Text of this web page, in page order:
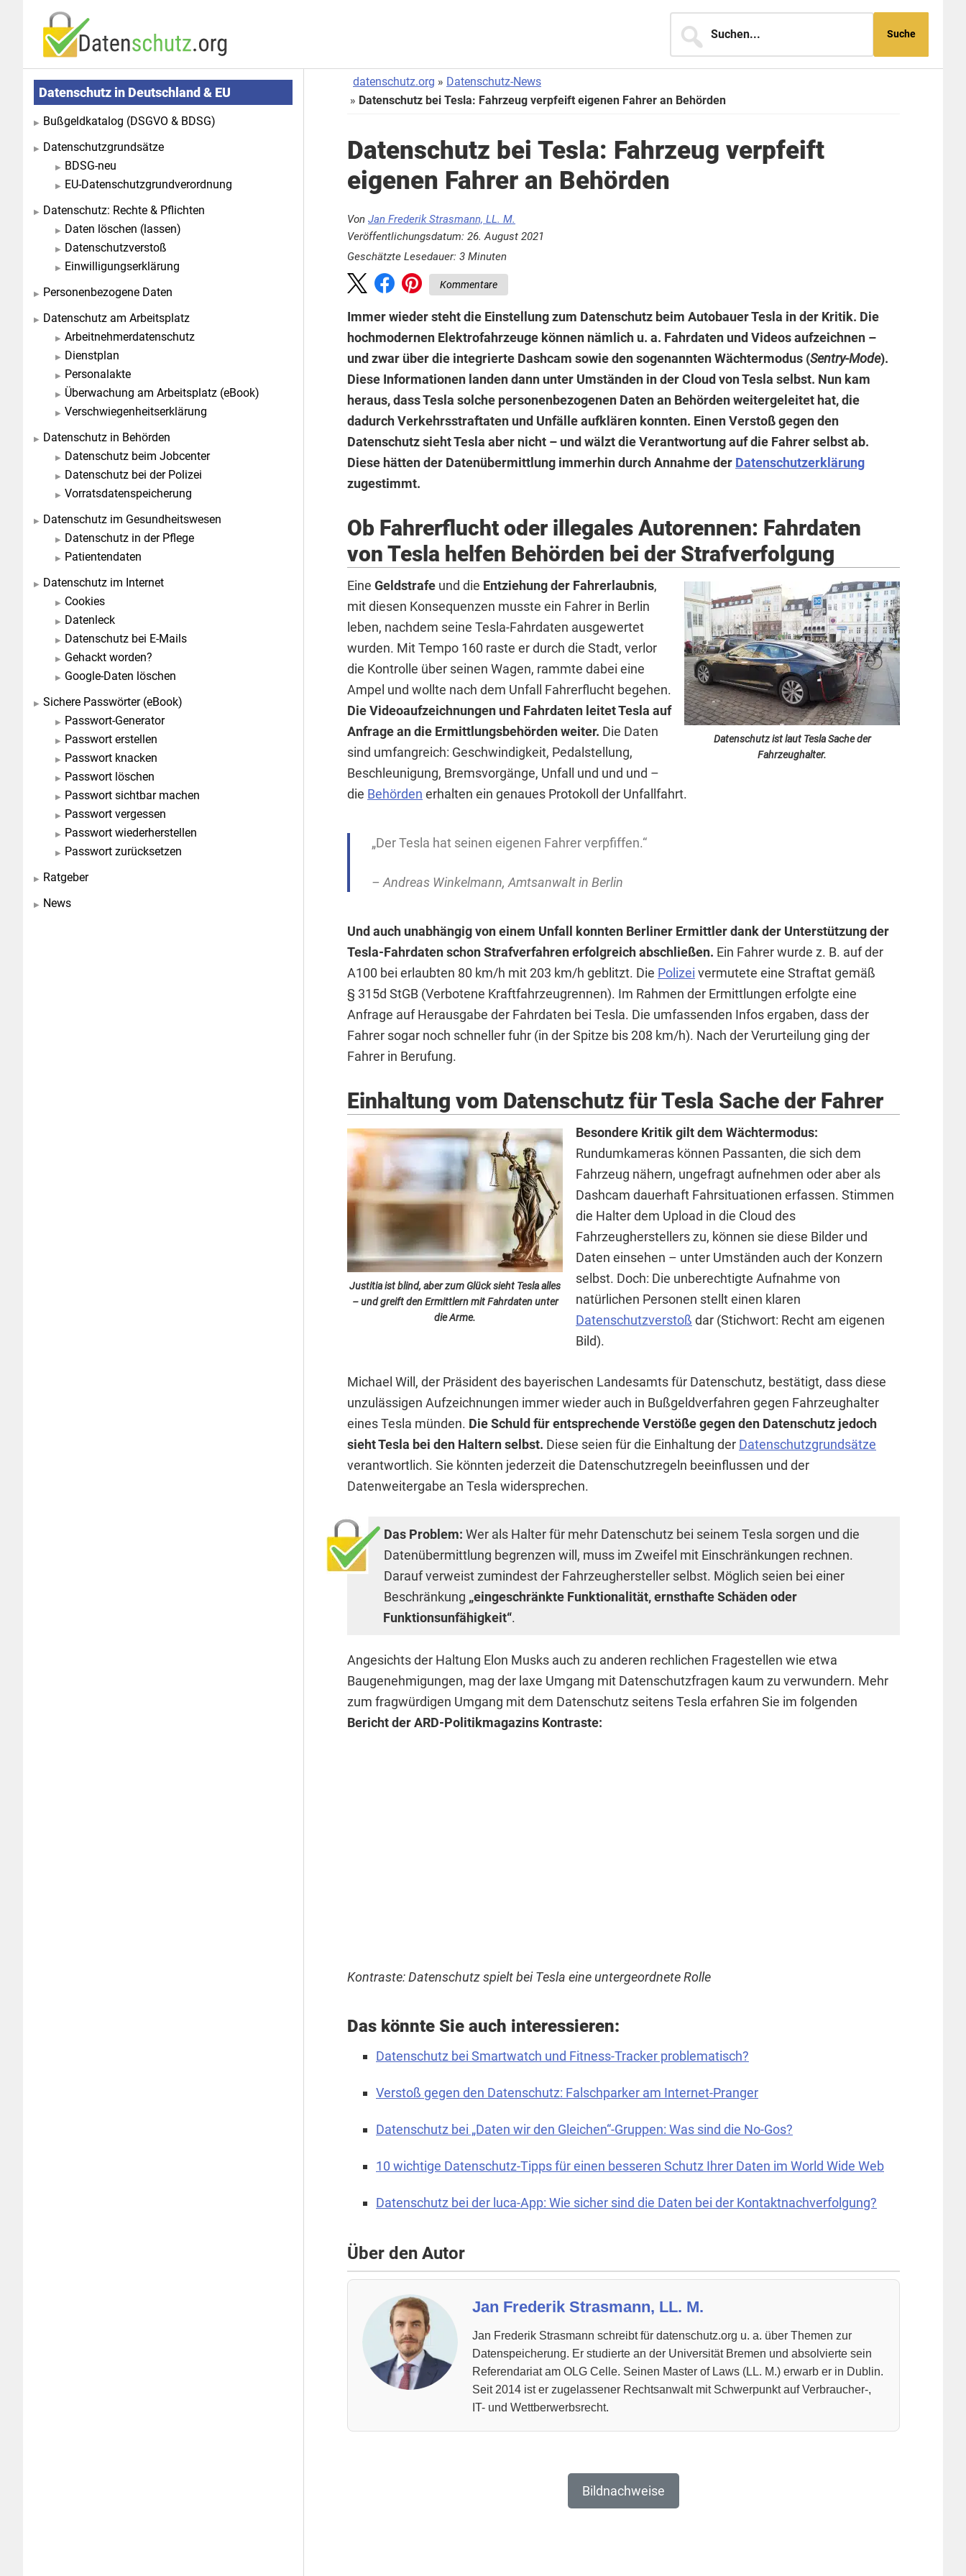
Seitenspalte
datenschutz.org
Datenschutz-News
Datenschutz bei Tesla: Fahrzeug verpfeift eigenen Fahrer an Behörden
Datenschutz bei Tesla: Fahrzeug verpfeift
eigenen Fahrer an Behörden
Von Jan Frederik Strasmann, LL. M.
Veröffentlichungsdatum: 26. August 2021
Geschätzte Lesedauer: 3 Minuten
Kommentare
Immer wieder steht die Einstellung zum Datenschutz beim Autobauer Tesla in der Kritik. Die
hochmodernen Elektrofahrzeuge können nämlich u. a. Fahrdaten und Videos aufzeichnen –
und zwar über die integrierte Dashcam sowie den sogenannten Wächtermodus (Sentry-Mode).
Diese Informationen landen dann unter Umständen in der Cloud von Tesla selbst. Nun kam
heraus, dass Tesla solche personenbezogenen Daten an Behörden weitergeleitet hat, die
dadurch Verkehrsstraftaten und Unfälle aufklären konnten. Einen Verstoß gegen den
Datenschutz sieht Tesla aber nicht – und wälzt die Verantwortung auf die Fahrer selbst ab.
Diese hätten der Datenübermittlung immerhin durch Annahme der Datenschutzerklärung
zugestimmt.
Ob Fahrerflucht oder illegales Autorennen: Fahrdaten
von Tesla helfen Behörden bei der Strafverfolgung
Datenschutz ist laut Tesla Sache der
Fahrzeughalter.
Eine Geldstrafe und die Entziehung der Fahrerlaubnis,
mit diesen Konsequenzen musste ein Fahrer in Berlin
leben, nachdem seine Tesla-Fahrdaten ausgewertet
wurden. Mit Tempo 160 raste er durch die Stadt, verlor
die Kontrolle über seinen Wagen, rammte dabei eine
Ampel und wollte nach dem Unfall Fahrerflucht begehen.
Die Videoaufzeichnungen und Fahrdaten leitet Tesla auf
Anfrage an die Ermittlungsbehörden weiter. Die Daten
sind umfangreich: Geschwindigkeit, Pedalstellung,
Beschleunigung, Bremsvorgänge, Unfall und und und –
die Behörden erhalten ein genaues Protokoll der Unfallfahrt.
„Der Tesla hat seinen eigenen Fahrer verpfiffen.“
– Andreas Winkelmann, Amtsanwalt in Berlin
Und auch unabhängig von einem Unfall konnten Berliner Ermittler dank der Unterstützung der
Tesla-Fahrdaten schon Strafverfahren erfolgreich abschließen. Ein Fahrer wurde z. B. auf der
A100 bei erlaubten 80 km/h mit 203 km/h geblitzt. Die Polizei vermutete eine Straftat gemäß
§ 315d StGB (Verbotene Kraftfahrzeugrennen). Im Rahmen der Ermittlungen erfolgte eine
Anfrage auf Herausgabe der Fahrdaten bei Tesla. Die umfassenden Infos ergaben, dass der
Fahrer sogar noch schneller fuhr (in der Spitze bis 208 km/h). Nach der Verurteilung ging der
Fahrer in Berufung.
Einhaltung vom Datenschutz für Tesla Sache der Fahrer
Justitia ist blind, aber zum Glück sieht Tesla alles
– und greift den Ermittlern mit Fahrdaten unter
die Arme.
Besondere Kritik gilt dem Wächtermodus:
Rundumkameras können Passanten, die sich dem
Fahrzeug nähern, ungefragt aufnehmen oder aber als
Dashcam dauerhaft Fahrsituationen erfassen. Stimmen
die Halter dem Upload in die Cloud des
Fahrzeugherstellers zu, können sie diese Bilder und
Daten einsehen – unter Umständen auch der Konzern
selbst. Doch: Die unberechtigte Aufnahme von
natürlichen Personen stellt einen klaren
Datenschutzverstoß dar (Stichwort: Recht am eigenen
Bild).
Michael Will, der Präsident des bayerischen Landesamts für Datenschutz, bestätigt, dass diese
unzulässigen Aufzeichnungen immer wieder auch in Bußgeldverfahren gegen Fahrzeughalter
eines Tesla münden. Die Schuld für entsprechende Verstöße gegen den Datenschutz jedoch
sieht Tesla bei den Haltern selbst. Diese seien für die Einhaltung der Datenschutzgrundsätze
verantwortlich. Sie könnten jederzeit die Datenschutzregeln beeinflussen und der
Datenweitergabe an Tesla widersprechen.
Das Problem: Wer als Halter für mehr Datenschutz bei seinem Tesla sorgen und die
Datenübermittlung begrenzen will, muss im Zweifel mit Einschränkungen rechnen.
Darauf verweist zumindest der Fahrzeughersteller selbst. Möglich seien bei einer
Beschränkung „eingeschränkte Funktionalität, ernsthafte Schäden oder
Funktionsunfähigkeit“.
Angesichts der Haltung Elon Musks auch zu anderen rechlichen Fragestellen wie etwa
Baugenehmigungen, mag der laxe Umgang mit Datenschutzfragen kaum zu verwundern. Mehr
zum fragwürdigen Umgang mit dem Datenschutz seitens Tesla erfahren Sie im folgenden
Bericht der ARD-Politikmagazins Kontraste:
Kontraste: Datenschutz spielt bei Tesla eine untergeordnete Rolle
Das könnte Sie auch interessieren:
Datenschutz bei Smartwatch und Fitness-Tracker problematisch?
Verstoß gegen den Datenschutz: Falschparker am Internet-Pranger
Datenschutz bei „Daten wir den Gleichen“-Gruppen: Was sind die No-Gos?
10 wichtige Datenschutz-Tipps für einen besseren Schutz Ihrer Daten im World Wide Web
Datenschutz bei der luca-App: Wie sicher sind die Daten bei der Kontaktnachverfolgung?
Über den Autor
Jan Frederik Strasmann, LL. M.
Jan Frederik Strasmann schreibt für datenschutz.org u. a. über Themen zur
Datenspeicherung. Er studierte an der Universität Bremen und absolvierte sein
Referendariat am OLG Celle. Seinen Master of Laws (LL. M.) erwarb er in Dublin.
Seit 2014 ist er zugelassener Rechtsanwalt mit Schwerpunkt auf Verbraucher-,
IT- und Wettberwerbsrecht.
Bildnachweise
Seitenspalte
Datenschutz in Deutschland & EU
Bußgeldkatalog (DSGVO & BDSG)
Datenschutzgrundsätze
BDSG-neu
EU-Datenschutzgrundverordnung
Datenschutz: Rechte & Pflichten
Daten löschen (lassen)
Datenschutzverstoß
Einwilligungserklärung
Personenbezogene Daten
Datenschutz am Arbeitsplatz
Arbeitnehmerdatenschutz
Dienstplan
Personalakte
Überwachung am Arbeitsplatz (eBook)
Verschwiegenheitserklärung
Datenschutz in Behörden
Datenschutz beim Jobcenter
Datenschutz bei der Polizei
Vorratsdatenspeicherung
Datenschutz im Gesundheitswesen
Datenschutz in der Pflege
Patientendaten
Datenschutz im Internet
Cookies
Datenleck
Datenschutz bei E-Mails
Gehackt worden?
Google-Daten löschen
Sichere Passwörter (eBook)
Passwort-Generator
Passwort erstellen
Passwort knacken
Passwort löschen
Passwort sichtbar machen
Passwort vergessen
Passwort wiederherstellen
Passwort zurücksetzen
Ratgeber
News